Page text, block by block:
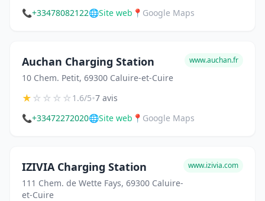
📞+33478082122🌐Site web 📍 Google Maps
Auchan Charging Station
10 Chem. Petit, 69300 Caluire-et-Cuire
www.auchan.fr
★☆☆☆☆1.6/5•7 avis
📞+33472272020🌐Site web 📍 Google Maps
IZIVIA Charging Station
111 Chem. de Wette Fays, 69300 Caluire-
et-Cuire
www.izivia.com